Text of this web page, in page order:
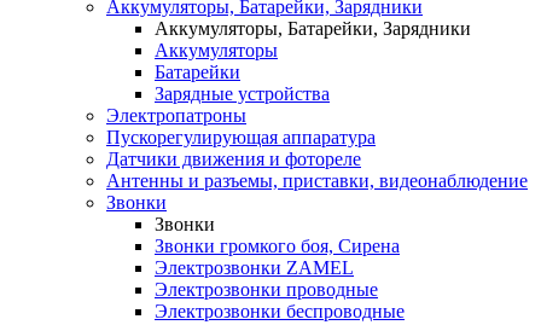
Аккумуляторы, Батарейки, Зарядники
Аккумуляторы, Батарейки, Зарядники
Аккумуляторы
Батарейки
Зарядные устройства
Электропатроны
Пускорегулирующая аппаратура
Датчики движения и фотореле
Антенны и разъемы, приставки, видеонаблюдение
Звонки
Звонки
Звонки громкого боя, Сирена
Электрозвонки ZAMEL
Электрозвонки проводные
Электрозвонки беспроводные